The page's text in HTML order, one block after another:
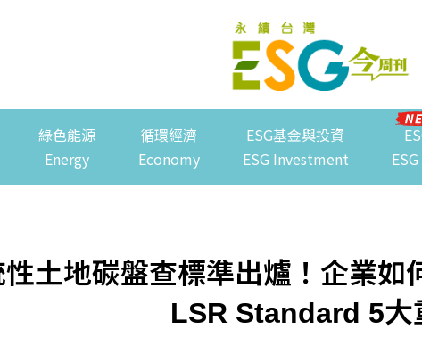
綠色能源
Energy
循環經濟
Economy
ESG基金與投資
ESG Investment
土地碳盤查標準出爐！企業如
LSR Standard 5大